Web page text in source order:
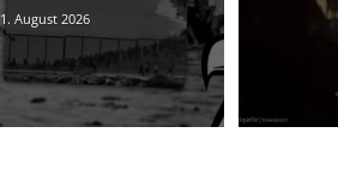
1. August 2026